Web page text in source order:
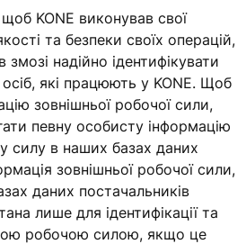
KONE виконував свої
та безпеки своїх операцій,
надійно ідентифікувати
які працюють у KONE. Щоб
зовнішньої робочої сили,
певну особисту інформацію
силу в наших базах даних
зовнішньої робочої сили,
даних постачальників
лише для ідентифікації та
робочою силою, якщо це